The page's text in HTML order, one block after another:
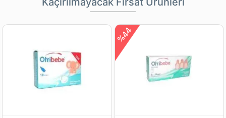
%44